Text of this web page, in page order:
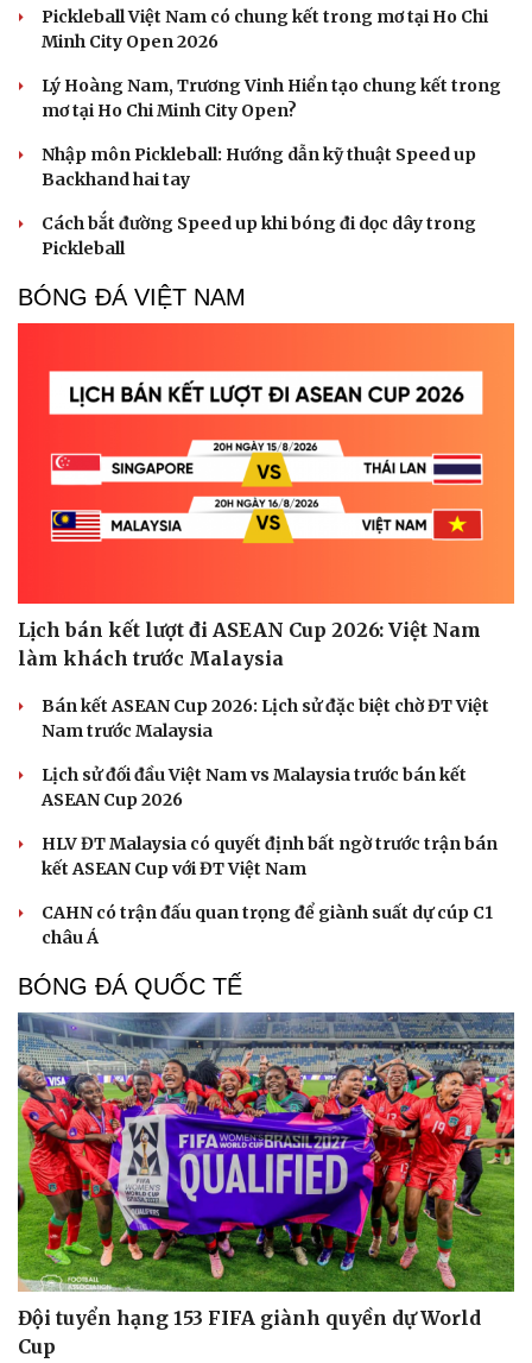
Du lịch
Săn Tour
check-in
Podcast
Đọc truyện đêm khuya
Hạt giống tâm hồn
Cải chính
Pickleball Việt Nam có chung kết trong mơ tại Ho Chi
Minh City Open 2026
Lý Hoàng Nam, Trương Vinh Hiển tạo chung kết trong
mơ tại Ho Chi Minh City Open?
Nhập môn Pickleball: Hướng dẫn kỹ thuật Speed up
Backhand hai tay
Cách bắt đường Speed up khi bóng đi dọc dây trong
Pickleball
BÓNG ĐÁ VIỆT NAM
Lịch bán kết lượt đi ASEAN Cup 2026: Việt Nam
làm khách trước Malaysia
Bán kết ASEAN Cup 2026: Lịch sử đặc biệt chờ ĐT Việt
Nam trước Malaysia
Lịch sử đối đầu Việt Nam vs Malaysia trước bán kết
ASEAN Cup 2026
HLV ĐT Malaysia có quyết định bất ngờ trước trận bán
kết ASEAN Cup với ĐT Việt Nam
CAHN có trận đấu quan trọng để giành suất dự cúp C1
châu Á
BÓNG ĐÁ QUỐC TẾ
Đội tuyển hạng 153 FIFA giành quyền dự World
Cup